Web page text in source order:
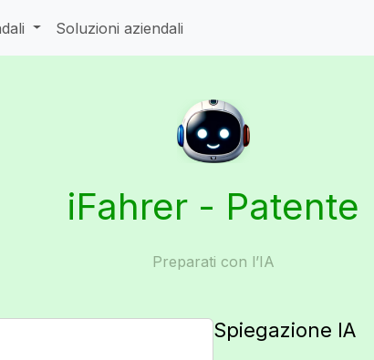
Soluzioni aziendali
iFahrer - Patente
Preparati con l’IA
Spiegazione IA